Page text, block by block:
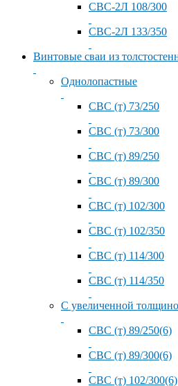
СВС-2Л 108/300
СВС-2Л 133/350
Винтовые сваи из
Однолопастные
СВС (т) 73/250
СВС (т) 73/300
СВС (т) 89/250
СВС (т) 89/300
СВС (т) 102/300
СВС (т) 102/350
СВС (т) 114/300
СВС (т) 114/350
С увеличенной
СВС (т) 89/250(6)
СВС (т) 89/300(6)
СВС (т) 102/300(6)